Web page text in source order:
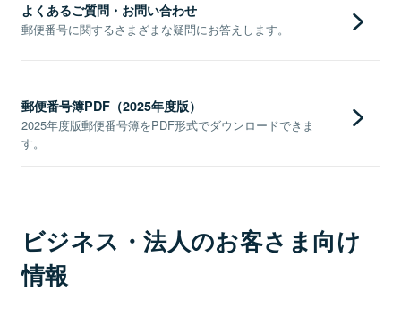
よくあるご質問・お問い合わせ
郵便番号に関するさまざまな疑問にお答えします。
郵便番号簿PDF（2025年度版）
2025年度版郵便番号簿をPDF形式でダウンロードできま
す。
ビジネス・法人のお客さま向け
情報